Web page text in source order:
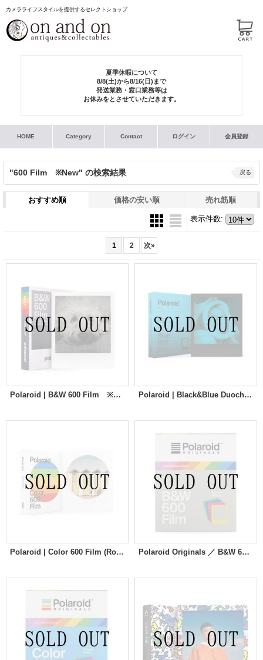
カメラライフスタイルを提供するセレクトショップ
夏季休暇について
8/8(土)から8/16(日)まで
発送業務・窓口業務等は
お休みをとさせていただきます。
HOME Category Contact ログイン 会員登録
"600 Film ※New" の検索結果 戻る
おすすめ順 価格の安い順 売れ筋順
表示件数:
1 2 次»
Polaroid | B&W 600 Film ※New Polaroid | Black&Blue Duochrome 600 Film ※NEW
Polaroid | Color 600 Film (Round Frame) ※NEW Polaroid Originals ／ B&W 600 Film Color Frames ※NEW